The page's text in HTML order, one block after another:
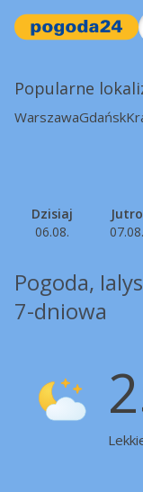
Popularne
WarszawaGdańsk
Dzisiaj
06.08.
Jutro
07.08.
Pogoda,
7-dniowa